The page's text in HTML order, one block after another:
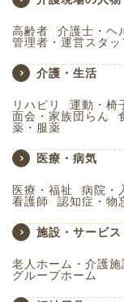
高齢者 介護士・ヘ
管理者・運営スタッ
介護・生活
リハビリ 運動・椅
面会・家族団らん
薬・服薬
医療・病気
医療・福祉 病院・
看護師
認知症・物
施設・サービス
老人ホーム・介護施
グループホーム